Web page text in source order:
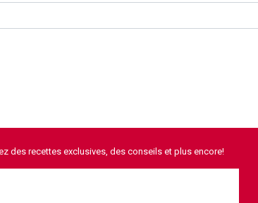
des recettes exclusives, des conseils et plus encore!